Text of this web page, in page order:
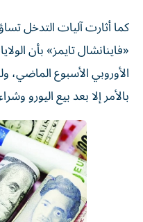
كما أثارت آليات التدخل
«فاينانشال تايمز» بأن
الأوروبي الأسبوع الماضي،
بالأمر إلا بعد بيع اليورو